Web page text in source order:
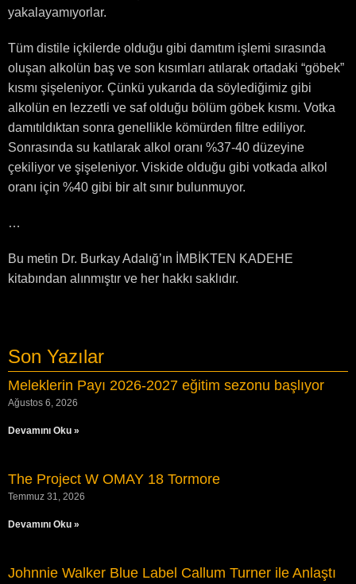
yakalayamıyorlar.
Tüm distile içkilerde olduğu gibi damıtım işlemi sırasında
oluşan alkolün baş ve son kısımları atılarak ortadaki “göbek”
kısmı şişeleniyor. Çünkü yukarıda da söylediğimiz gibi
alkolün en lezzetli ve saf olduğu bölüm göbek kısmı. Votka
damıtıldıktan sonra genellikle kömürden filtre ediliyor.
Sonrasında su katılarak alkol oranı %37-40 düzeyine
çekiliyor ve şişeleniyor. Viskide olduğu gibi votkada alkol
oranı için %40 gibi bir alt sınır bulunmuyor.
…
Bu metin Dr. Burkay Adalığ’ın İMBİKTEN KADEHE
kitabından alınmıştır ve her hakkı saklıdır.
Son Yazılar
Meleklerin Payı 2026-2027 eğitim sezonu başlıyor
Ağustos 6, 2026
Devamını Oku »
The Project W OMAY 18 Tormore
Temmuz 31, 2026
Devamını Oku »
Johnnie Walker Blue Label Callum Turner ile Anlaştı